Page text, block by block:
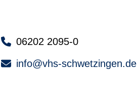
06202 2095-0
info@vhs-schwetzingen.de